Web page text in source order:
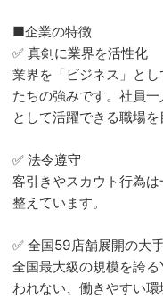
■企業の特徴
✅ 真剣に業界を活性化
業界を「ビジネス」と
たちの強みです。社員
として活躍できる職場を
✅ 法令遵守
客引きやスカウト行為
整えています。
✅ 全国59店舗展開の大
全国最大級の規模を誇
われない、働きやすい環